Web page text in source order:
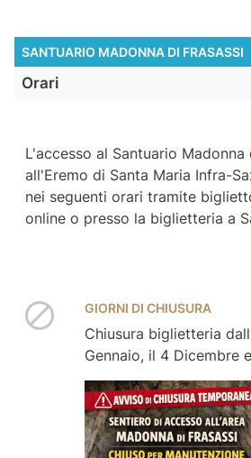
SANTUARIO MADONNA DI FRASASSI
Orari
L'accesso al Santuario Madonna
all'Eremo di Santa Maria Infra-
nei seguenti orari tramite
online o presso la biglietteria a
GIORNI DI CHIUSURA
Chiusura biglietteria
Gennaio, il 4 Dicembre